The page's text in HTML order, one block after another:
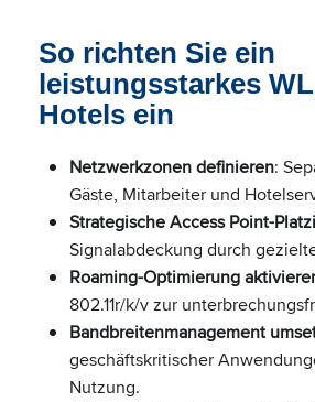
So richten Sie ein
leistungsstarkes
Hotels ein
Netzwerkzonen definieren:
Gäste, Mitarbeiter und
Strategische Access Point-
Signalabdeckung durch
Roaming-Optimierung
802.11r/k/v zur
Bandbreitenmanagement
geschäftskritischer
Nutzung.